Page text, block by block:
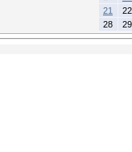
21
22
28
29